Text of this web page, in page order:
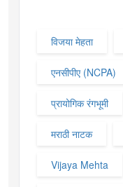
विजया मेहता
एनसीपीए (NCPA)
प्रायोगिक रंगभूमी
मराठी नाटक
Vijaya Mehta